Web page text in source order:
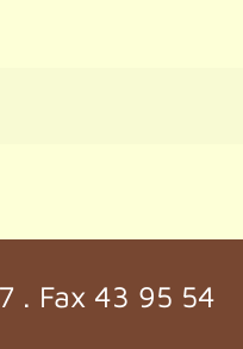
. Fax 43 95 54